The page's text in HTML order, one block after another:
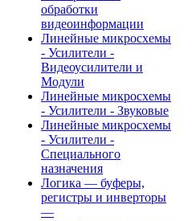
обработки
видеоинформации
Линейные микросхемы
- Усилители -
Видеоусилители и
Модули
Линейные микросхемы
- Усилители - Звуковые
Линейные микросхемы
- Усилители -
Специального
назначения
Логика — буферы,
регистры и инверторы
—